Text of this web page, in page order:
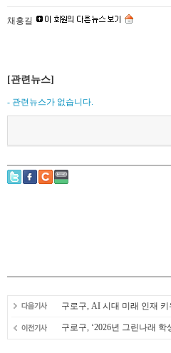
채홍길
[관련뉴스]
- 관련뉴스가 없습니다.
구로구, AI 시대 미래 인재
구로구, ‘2026년 그린나래 학